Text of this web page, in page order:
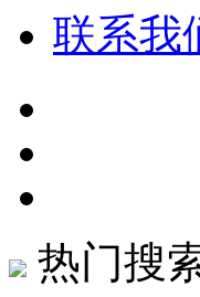
联系我
热门搜